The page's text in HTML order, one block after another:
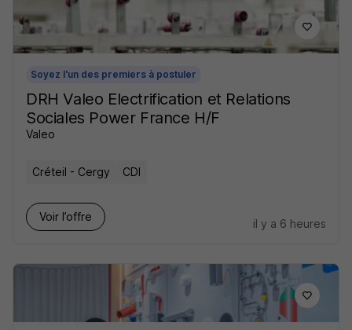
Soyez l'un des premiers à postuler
DRH Valeo Electrification et Relations
Sociales Power France H/F
Valeo
Créteil - Cergy CDI
Voir l’offre
il y a 6 heures